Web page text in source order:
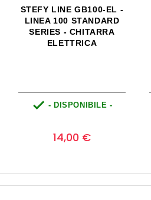
STEFY LINE GB100-EL -
LINEA 100 STANDARD
SERIES - CHITARRA
ELETTRICA
 - DISPONIBILE -
14,00 €